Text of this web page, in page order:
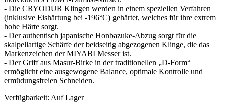
- Die CRYODUR Klingen werden in einem speziellen Verfahren
(inklusive Eishärtung bei -196°C) gehärtet, welches für ihre extrem
hohe Härte sorgt.
- Der authentisch japanische Honbazuke-Abzug sorgt für die
skalpellartige Schärfe der beidseitig abgezogenen Klinge, die das
Markenzeichen der MIYABI Messer ist.
- Der Griff aus Masur-Birke in der traditionellen „D-Form“
ermöglicht eine ausgewogene Balance, optimale Kontrolle und
ermüdungsfreien Schneiden.
Verfügbarkeit: Auf Lager